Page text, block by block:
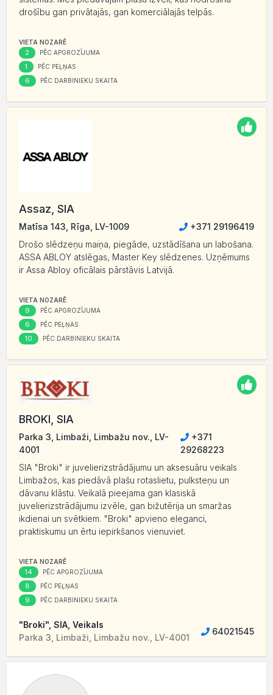
drošību gan privātajās, gan komerciālajās telpās.
VIETA NOZARĒ
2 PĒC APGROZĪJUMA
1 PĒC PEĻŅAS
6 PĒC DARBINIEKU SKAITA
Assaz, SIA
Matīsa 143, Rīga, LV-1009
+371 29196419
Drošo slēdzeņu maiņa, piegāde, uzstādīšana un labošana.
ASSA ABLOY atslēgas, Master Key slēdzenes. Uzņēmums
ir Assa Abloy oficālais pārstāvis Latvijā.
VIETA NOZARĒ
9 PĒC APGROZĪJUMA
6 PĒC PEĻŅAS
10 PĒC DARBINIEKU SKAITA
BROKI, SIA
Parka 3, Limbaži, Limbažu nov., LV-
4001
+371
29268223
SIA "Broki" ir juvelierizstrādājumu un aksesuāru veikals
Limbažos, kas piedāvā plašu rotaslietu, pulksteņu un
dāvanu klāstu. Veikalā pieejama gan klasiskā
juvelierizstrādājumu izvēle, gan bižutērija un smaržas
ikdienai un svētkiem. "Broki" apvieno eleganci,
praktiskumu un ērtu iepirkšanos vienuviet.
VIETA NOZARĒ
14 PĒC APGROZĪJUMA
8 PĒC PEĻŅAS
9 PĒC DARBINIEKU SKAITA
"Broki", SIA, Veikals
Parka 3, Limbaži, Limbažu nov., LV-4001
64021545